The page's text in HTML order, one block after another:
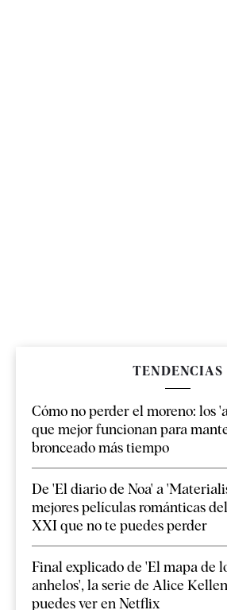
TENDENCIAS
Cómo no perder el moreno: los
que mejor funcionan para
bronceado más tiempo
De 'El diario de Noa' a
mejores películas románticas
XXI que no te puedes perder
Final explicado de 'El mapa de
anhelos', la serie de Alice
puedes ver en Netflix